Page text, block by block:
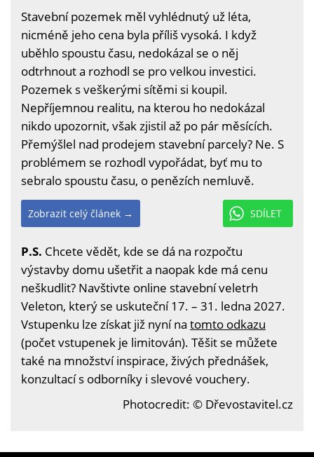
Stavební pozemek měl vyhlédnutý už léta,
nicméně jeho cena byla příliš vysoká. I když
uběhlo spoustu času, nedokázal se o něj
odtrhnout a rozhodl se pro velkou investici.
Pozemek s veškerými sítěmi si koupil.
Nepříjemnou realitu, na kterou ho nedokázal
nikdo upozornit, však zjistil až po pár měsících.
Přemýšlel nad prodejem stavební parcely? Ne. S
problémem se rozhodl vypořádat, byť mu to
sebralo spoustu času, o penězích nemluvě.
SDÍLET
Zobrazit celý článek →
P.S. Chcete vědět, kde se dá na rozpočtu
výstavby domu ušetřit a naopak kde má cenu
neškudlit? Navštivte online stavební veletrh
Veleton, který se uskuteční 17. – 31. ledna 2027.
Vstupenku lze získat již nyní na tomto odkazu
(počet vstupenek je limitován). Těšit se můžete
také na množství inspirace, živých přednášek,
konzultací s odborníky i slevové vouchery.
Photocredit: © Dřevostavitel.cz